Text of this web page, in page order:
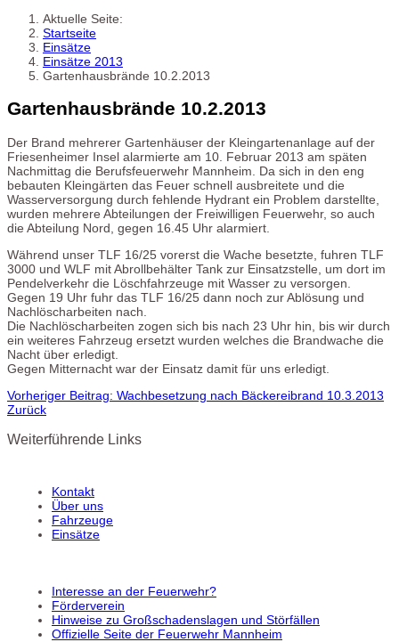
Aktuelle Seite:
Startseite
Einsätze
Einsätze 2013
Gartenhausbrände 10.2.2013
Gartenhausbrände 10.2.2013
Der Brand mehrerer Gartenhäuser der Kleingartenanlage auf der
Friesenheimer Insel alarmierte am 10. Februar 2013 am späten
Nachmittag die Berufsfeuerwehr Mannheim. Da sich in den eng
bebauten Kleingärten das Feuer schnell ausbreitete und die
Wasserversorgung durch fehlende Hydrant ein Problem darstellte,
wurden mehrere Abteilungen der Freiwilligen Feuerwehr, so auch
die Abteilung Nord, gegen 16.45 Uhr alarmiert.
Während unser TLF 16/25 vorerst die Wache besetzte, fuhren TLF
3000 und WLF mit Abrollbehälter Tank zur Einsatzstelle, um dort im
Pendelverkehr die Löschfahrzeuge mit Wasser zu versorgen.
Gegen 19 Uhr fuhr das TLF 16/25 dann noch zur Ablösung und
Nachlöscharbeiten nach.
Die Nachlöscharbeiten zogen sich bis nach 23 Uhr hin, bis wir durch
ein weiteres Fahrzeug ersetzt wurden welches die Brandwache die
Nacht über erledigt.
Gegen Mitternacht war der Einsatz damit für uns erledigt.
Vorheriger Beitrag: Wachbesetzung nach Bäckereibrand 10.3.2013
Zurück
Weiterführende Links
Kontakt
Über uns
Fahrzeuge
Einsätze
Interesse an der Feuerwehr?
Förderverein
Hinweise zu Großschadenslagen und Störfällen
Offizielle Seite der Feuerwehr Mannheim